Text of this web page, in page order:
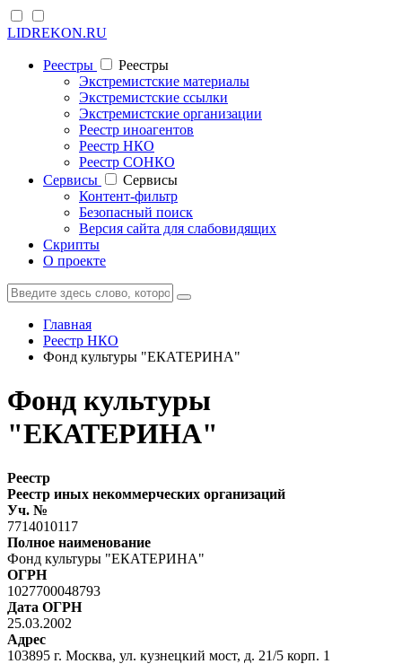
LIDREKON.RU
Реестры
Реестры
Экстремистские материалы
Экстремистские ссылки
Экстремистские организации
Реестр иноагентов
Реестр НКО
Реестр СОНКО
Cервисы
Cервисы
Контент-фильтр
Безопасный поиск
Версия сайта для слабовидящих
Скрипты
О проекте
Главная
Реестр НКО
Фонд культуры "ЕКАТЕРИНА"
Фонд культуры
"ЕКАТЕРИНА"
Реестр
Реестр иных некоммерческих организаций
Уч. №
7714010117
Полное наименование
Фонд культуры "ЕКАТЕРИНА"
ОГРН
1027700048793
Дата ОГРН
25.03.2002
Адрес
103895 г. Москва, ул. кузнецкий мост, д. 21/5 корп. 1